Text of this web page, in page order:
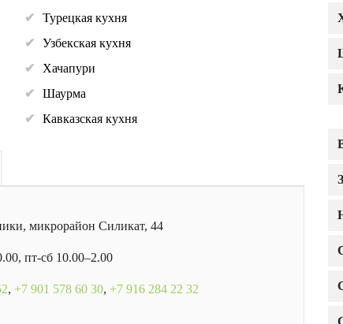
Турецкая кухня
Узбекская кухня
Хачапури
Шаурма
Кавказская кухня
микрорайон Силикат, 44
пт-сб 10.00–2.00
,+7 901 578 60 30,+7 916 284 22 32